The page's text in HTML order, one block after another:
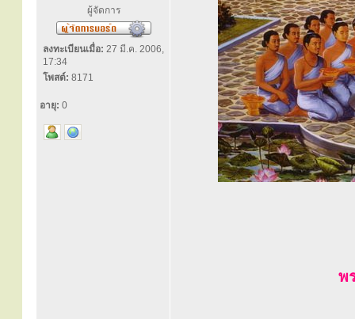
ผู้จัดการ
ลงทะเบียนเมื่อ: 27 มี.ค. 2006,
17:34
โพสต์: 8171
อายุ: 0
พ